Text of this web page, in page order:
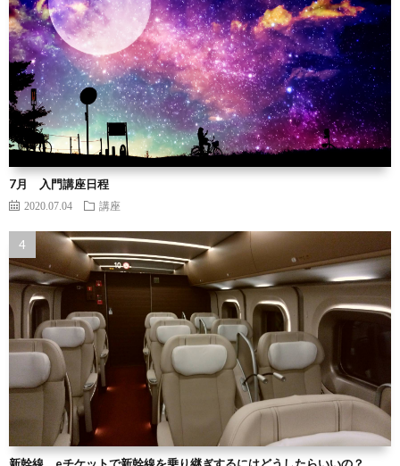
7月 入門講座日程
2020.07.04 講座